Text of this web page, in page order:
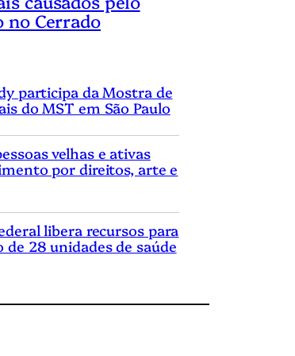
no Cerrado
participa da Mostra de
do MST em São Paulo
velhas e ativas
por direitos, arte e
libera recursos para
de 28 unidades de saúde